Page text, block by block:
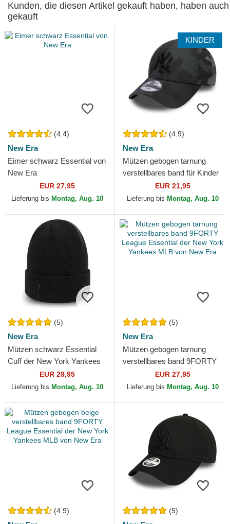
Kunden, die diesen Artikel gekauft haben, haben auch
gekauft
(4.4)
New Era
Eimer schwarz Essential von
New Era
EUR 27,95
Lieferung bis Montag, Aug. 10
KINDER
(4.9)
New Era
Mützen gebogen tarnung
verstellbares band für Kinder
9FORTY League Essential
der New York Yankees...
EUR 21,95
Lieferung bis Montag, Aug. 10
(5)
New Era
Mützen schwarz Essential
Cuff der New York Yankees
MLB von New Era
EUR 29,95
Lieferung bis Montag, Aug. 10
(5)
New Era
Mützen gebogen tarnung
verstellbares band 9FORTY
League Essential der New
York Yankees MLB von...
EUR 27,95
Lieferung bis Montag, Aug. 10
(4.9) (5)